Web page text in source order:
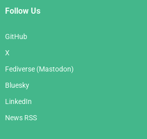
Follow Us
GitHub
X
Fediverse (Mastodon)
Bluesky
LinkedIn
News RSS